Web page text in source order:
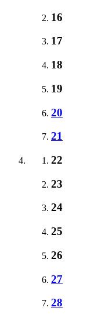
16
17
18
19
20
21
22
23
24
25
26
27
28